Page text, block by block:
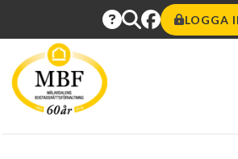
LOGGA